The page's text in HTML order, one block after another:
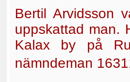
Bertil Arvidsson
uppskattad man.
Kalax by på
nämndeman